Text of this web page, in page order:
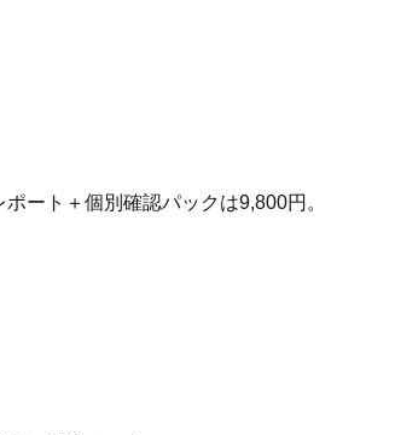
ート＋個別確認パックは9,800円。